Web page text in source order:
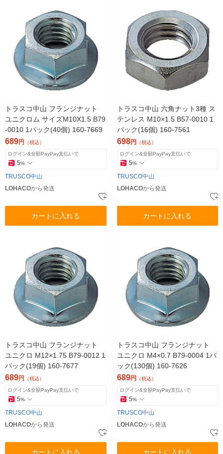
トラスコ中山 フランジナット
ユニクロム サイズM10X1.5 B79
-0010 1パック(40個) 160-7669
689円 （税込）
ログイン&全額PayPay支払いで
5%
TRUSCO中山
LOHACOから発送
カートに入れる
トラスコ中山 六角ナット3種 ス
テンレス M10×1.5 B57-0010 1
パック(16個) 160-7561
698円 （税込）
ログイン&全額PayPay支払いで
5%
TRUSCO中山
LOHACOから発送
カートに入れる
トラスコ中山 フランジナット
ユニクロ M12×1.75 B79-0012 1
パック(19個) 160-7677
689円 （税込）
ログイン&全額PayPay支払いで
5%
TRUSCO中山
LOHACOから発送
カートに入れる
トラスコ中山 フランジナット
ユニクロ M4×0.7 B79-0004 1パ
ック(130個) 160-7626
689円 （税込）
ログイン&全額PayPay支払いで
5%
TRUSCO中山
LOHACOから発送
カートに入れる